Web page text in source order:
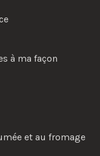
à ma façon
et au fromage